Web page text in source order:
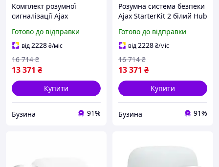
Комплект розумної
сигналізації Ajax
детектор руху датчик
відкриття дверей buzyna
Готово до відправки
від2228₴/міс
13 371 ₴
16 714 ₴
Купити
Бузина 91%
Розумна система безпеки
Ajax StarterKit 2 білий Hub
двері buzyna
Готово до відправки
від2228₴/міс
13 371 ₴
16 714 ₴
Купити
Бузина 91%